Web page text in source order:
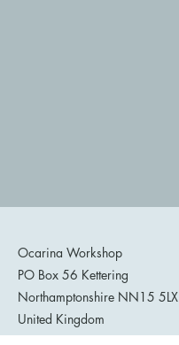
Ocarina Workshop
PO Box 56 Kettering
Northamptonshire NN15 5LX
United Kingdom